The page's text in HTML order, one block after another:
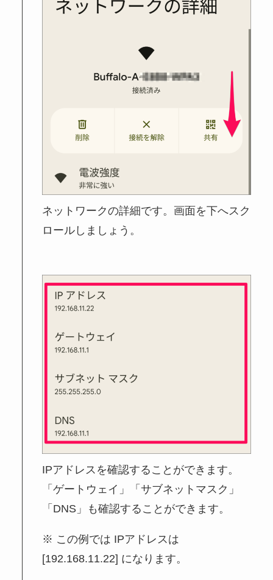
ネットワークの詳細です。画面を下へスク
ロールしましょう。
IPアドレスを確認することができます。
「ゲートウェイ」「サブネットマスク」
「DNS」も確認することができます。
この例では IPアドレスは
[192.168.11.22] になります。